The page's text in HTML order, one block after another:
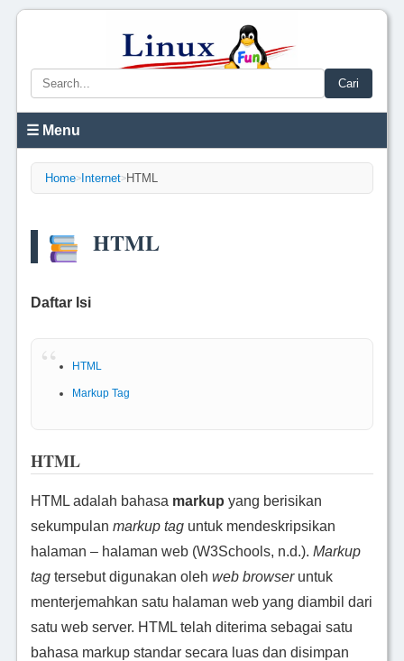
Cari
☰ Menu
Home>Internet>HTML
HTML
Daftar Isi
HTML
Markup Tag
HTML
HTML adalah bahasa markup yang berisikan
sekumpulan markup taguntuk mendeskripsikan
halaman – halaman web (W3Schools, n.d.). Markup
tagtersebut digunakan oleh web browseruntuk
menterjemahkan satu halaman web yang diambil dari
satu web server. HTML telah diterima sebagai satu
bahasa markup standar secara luas dan disimpan